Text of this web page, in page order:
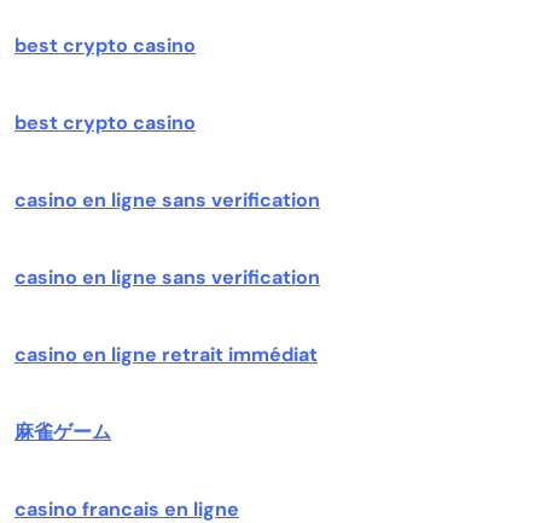
best crypto casino
best crypto casino
casino en ligne sans verification
casino en ligne sans verification
casino en ligne retrait immédiat
麻雀ゲーム
casino francais en ligne